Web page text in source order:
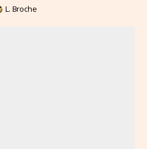
L. Broche